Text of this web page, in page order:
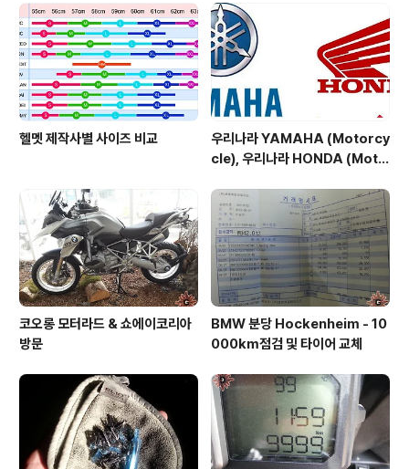
헬멧 제작사별 사이즈 비교
우리나라 YAMAHA (Motorcy
cle), 우리나라 HONDA (Moto
코오롱 모터라드 & 쇼에이코리아
방문
BMW 분당 Hockenheim - 10
000km점검 및 타이어 교체